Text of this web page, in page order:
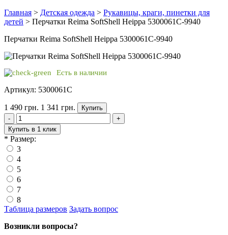
Главная > Детская одежда > Рукавицы, краги, пинетки для
детей > Перчатки Reima SoftShell Heippa 5300061C-9940
Перчатки Reima SoftShell Heippa 5300061C-9940
Есть в наличии
Артикул: 5300061C
1 490 грн. 1 341 грн.
Купить
-
+
Купить в 1 клик
* Размер:
3
4
5
6
7
8
Таблица размеров Задать вопрос
Возникли вопросы?